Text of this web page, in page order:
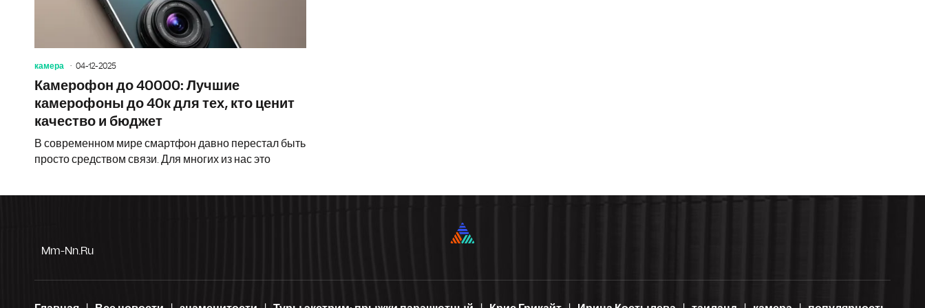
камера 04-12-2025
Камерофон до 40000: Лучшие
камерофоны до 40к для тех, кто ценит
качество и бюджет
В современном мире смартфон давно перестал быть
просто средством связи. Для многих из нас это
Mm-Nn.ru